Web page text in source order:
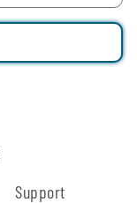
Support